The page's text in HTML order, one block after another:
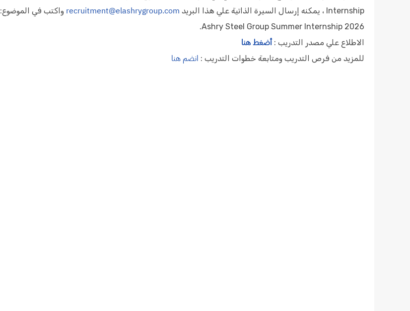
Internship ، يمكنه إرسال السيرة الذاتية علي هذا البريد
recruitment@elashrygroup.com واكتب في الموضوع:
Ashry Steel Group Summer Internship 2026.
الاطلاع علي مصدر التدريب : أضغط هنا
للمزيد من فرص التدريب ومتابعة خطوات التدريب : انضم هنا